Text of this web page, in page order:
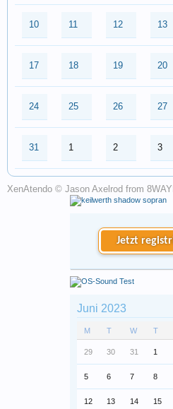
10 11 12 13
17 18 19 20
24 25 26 27
31 1 2 3
XenAtendo © Jason Axelrod from
Jetzt
Juni 2023
M T W T
29 30 31 1
5 6 7 8
12 13 14 15